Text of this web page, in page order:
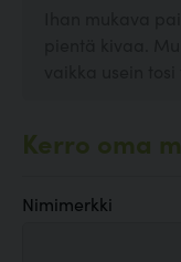
Kerro oma
Nimimerkki